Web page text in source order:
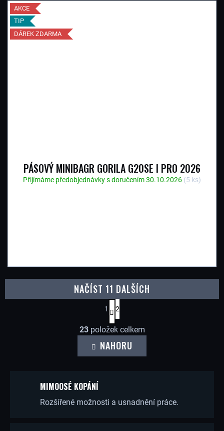
AKCE
TIP
DÁREK ZDARMA
PÁSOVÝ MINIBAGR GORILA G20SE I PRO 2026
Přijímáme předobjednávky s doručením 30.10.2026 (5 ks)
O
V
L
A
NAČÍST 11 DALŠÍCH
S
T
R
Á
N
K
N
1 2
23položek celkem
NAHORU
MIMOOSÉ KOPÁNÍ
Rozšířené možnosti a usnadnění práce.